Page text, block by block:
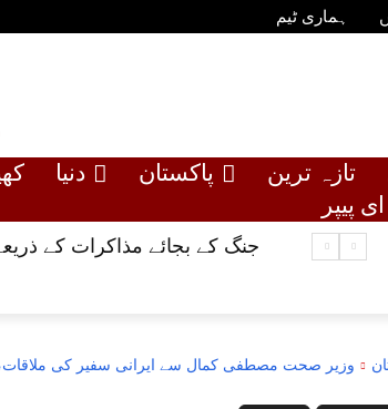
ہماری ٹیم
تازہ ترین پاکستان دنیا
ای پیپر
جنگ کے بجائے مذاکرات کے
وزیر صحت مصطفی کمال سے ایرانی سفیر کی